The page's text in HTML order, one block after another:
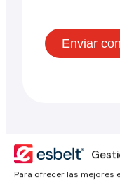
Para ofrecer las mejores